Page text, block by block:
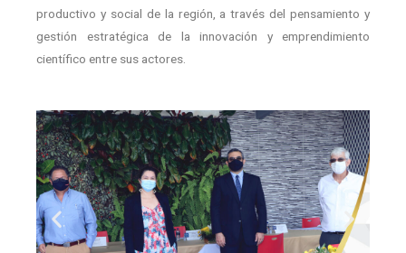
productivo y social de la región, a través del pensamiento y
gestión estratégica de la innovación y emprendimiento
científico entre sus actores.